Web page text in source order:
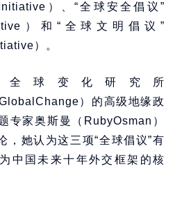
）、“全球安全倡议”
）和“全球文明倡议”
）。
球变化研究所
）的高级地缘政
专家奥斯曼（RubyOsman）
，她认为这三项“全球倡议”有
中国未来十年外交框架的核